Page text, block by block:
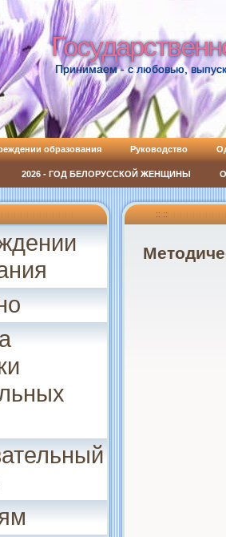
Принимаем - с любовью,
образования Руководство
2026 - ГОД БЕЛОРУССКОЙ ЖЕНЩИНЫ
:: ::